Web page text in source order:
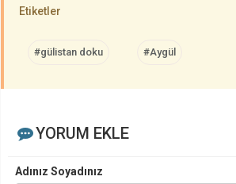
Etiketler
#gülistan doku #Aygül
YORUM EKLE
Adınız Soyadınız